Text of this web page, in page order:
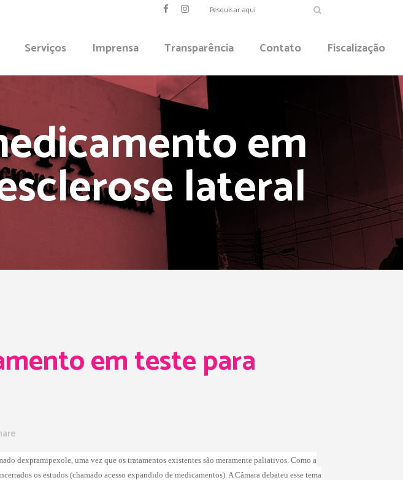
Serviços Imprensa Transparência Contato Fiscalização
em
lateral
em teste para
dexpramipexole, uma vez que os tratamentos existentes são meramente paliativos. Como a
os estudos (chamado acesso expandido de medicamentos). A Câmara debateu esse tema